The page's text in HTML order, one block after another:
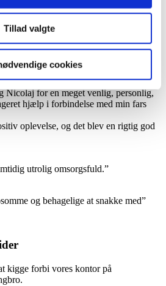
Tillad valgte
cookies
efterår 2022
Nicolaj for en meget venlig, personlig,
hjælp i forbindelse med min fars
oplevelse, og det blev en rigtig god
utrolig omsorgsfuld.”
og behagelige at snakke med”
kigge forbi vores kontor på